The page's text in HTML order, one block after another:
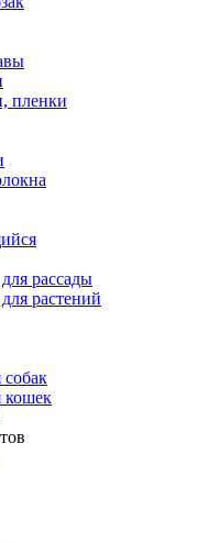
пленки
рассады
растений
кошек